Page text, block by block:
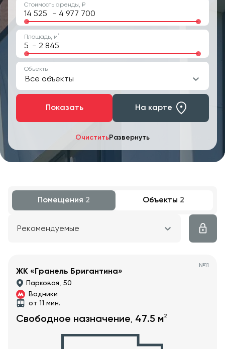
ОчиститьРазвернуть
Стоимость аренды, ₽
-
Площадь, м2
-
Объекты
Все объекты
Показать На карте
Помещения 2 Объекты 2
Рекомендуемые
№11
ЖК «Гранель Бригантина»
Парковая, 50
Водники
от 11 мин.
Свободное назначение, 47.5 м2